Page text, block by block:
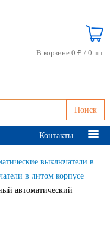
Поиск
В корзине 0 ₽ / 0 шт
Контакты
выключатели в
в литом корпусе
автоматический